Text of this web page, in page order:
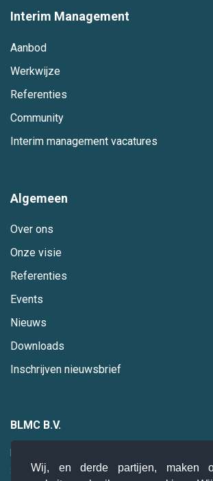
Wij, en derde partijen, maken
Interim Management
Aanbod
Werkwijze
Referenties
Community
Interim management vacatures
Algemeen
Over ons
Onze visie
Referenties
Events
Nieuws
Downloads
Inschrijven nieuwsbrief
BLMC B.V.
Hogebrinkerweg 19
3871 KM
Hoevelaken